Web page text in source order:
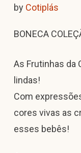
by Cotiplás
BONECA
As Frutinhas da
lindas!
Com
cores vivas as
esses bebês!